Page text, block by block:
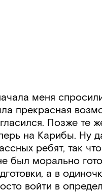
меня
прекрасная
Позже те
на Карибы. Ну
ребят, так
был морально
а в
войти в